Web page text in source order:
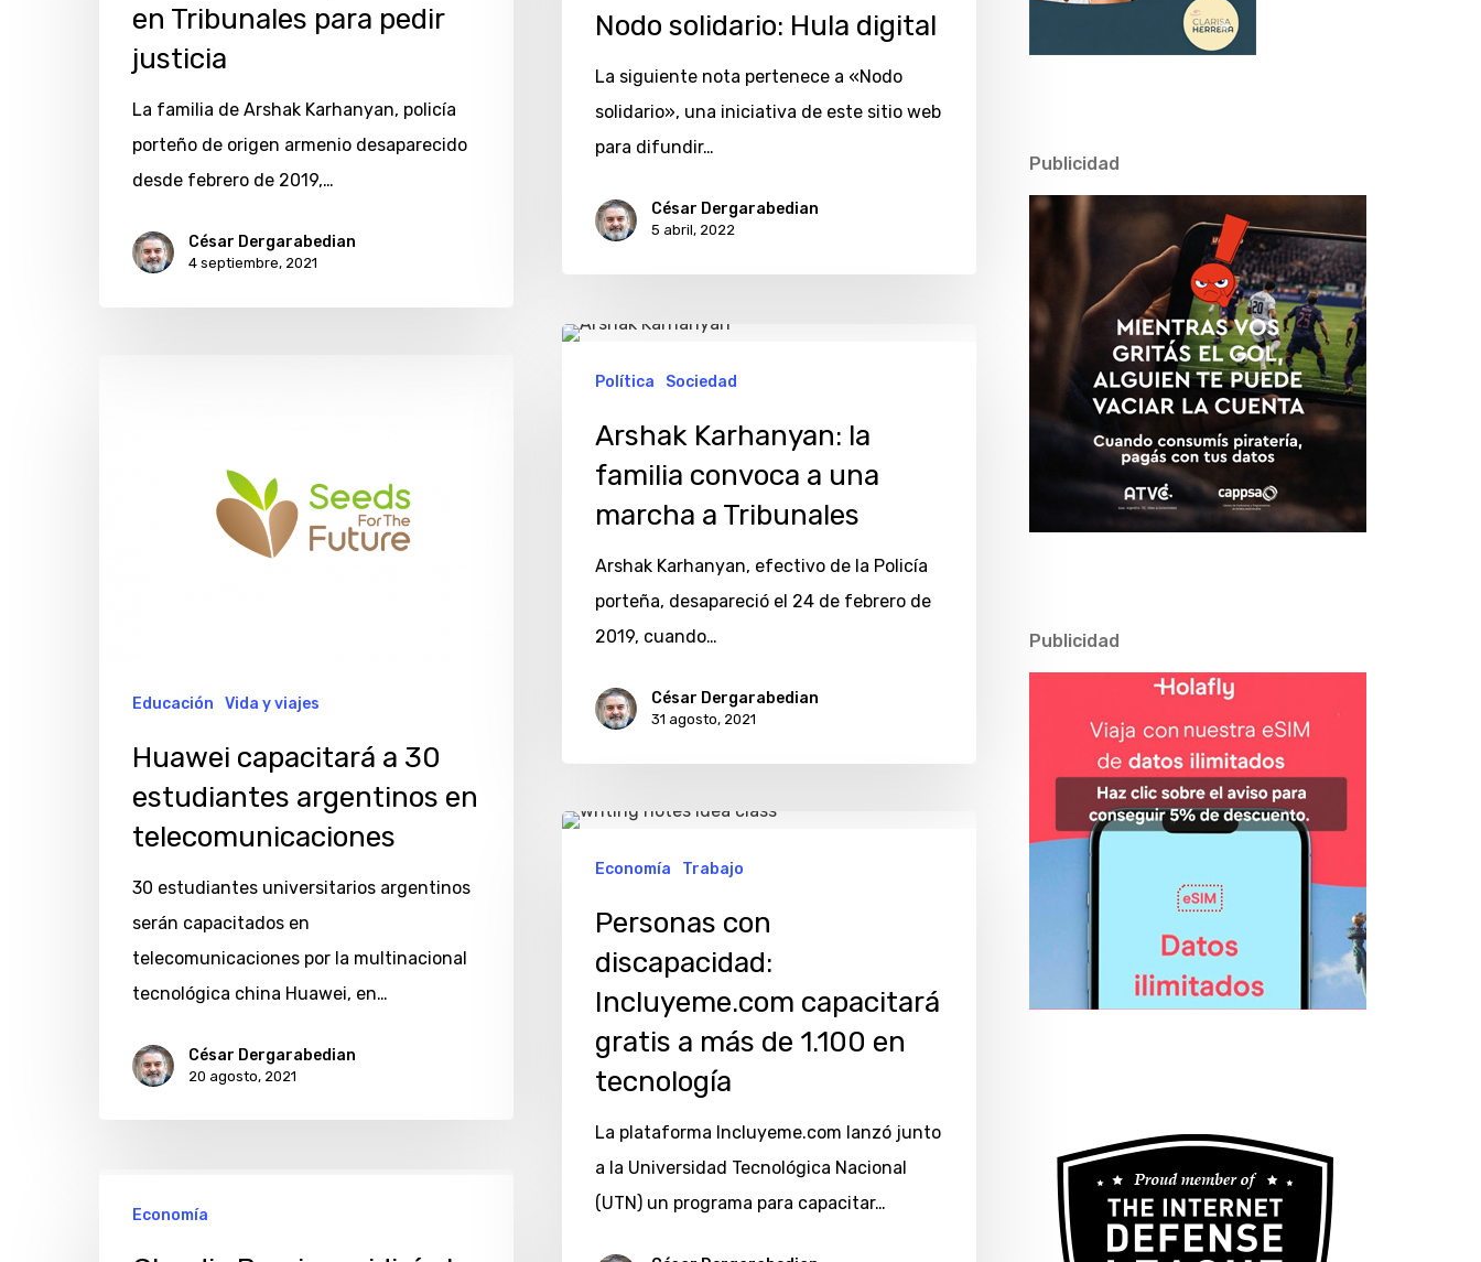
Nodo solidario: Hula digital
La siguiente nota pertenece a «Nodo
solidario», una iniciativa de este sitio web
para difundir…
César Dergarabedian
5 abril, 2022
Tribunales
en Tribunales para pedir
justicia
La familia de Arshak Karhanyan, policía
porteño de origen armenio desaparecido
desde febrero de 2019,…
César Dergarabedian
4 septiembre, 2021
Arshak
Karhanyan:
familia
convoca
Política Sociedad
Arshak Karhanyan: la
familia convoca a una
marcha a Tribunales
Arshak Karhanyan, efectivo de la Policía
porteña, desapareció el 24 de febrero de
2019, cuando…
César Dergarabedian
31 agosto, 2021
Educación Vida y viajes
Huawei capacitará a 30
estudiantes argentinos en
telecomunicaciones
30 estudiantes universitarios argentinos
serán capacitados en
telecomunicaciones por la multinacional
tecnológica china Huawei, en…
César Dergarabedian
20 agosto, 2021
Personas
Incluyeme.com
capacitará
gratis
1.100
tecnología
Economía Trabajo
Personas con
discapacidad:
Incluyeme.com capacitará
gratis a más de 1.100 en
tecnología
La plataforma Incluyeme.com lanzó junto
a la Universidad Tecnológica Nacional
(UTN) un programa para capacitar…
Boeri
presidirá
Economía
Publicidad
Publicidad